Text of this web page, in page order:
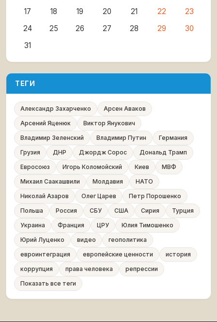
17
18 19 20 21 22
23
24
25 26 27 28 29
30
31
ТЕГИ
Александр Захарченко
Арсен Аваков
Арсений Яценюк
Виктор Янукович
Владимир Зеленский
Владимир Путин
Германия
Грузия
ДНР Джордж Сорос
Дональд Трамп
Евросоюз
Игорь Коломойский Киев
МВФ
Михаил Саакашвили
Молдавия
НАТО
Николай Азаров
Олег Царев
Петр Порошенко
Польша
Россия СБУ США Сирия
Турция
Украина
Франция ЦРУ
Юлия Тимошенко
Юрий Луценко
видео
геополитика
евроинтеграция
европейские ценности
история
коррупция
права человека
репрессии
Показать все теги